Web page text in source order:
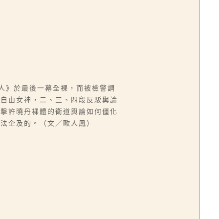
》於最後一幕全裸，而被檢警調
由女神，二、三、四段反駁輿論
許曉丹裸體的衛道輿論如何僵化
企及的。（文／歐人鳳）